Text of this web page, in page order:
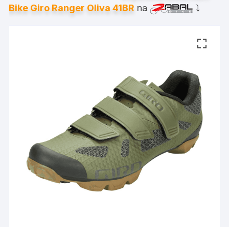
Bike Giro Ranger Oliva 41BR na ⤵